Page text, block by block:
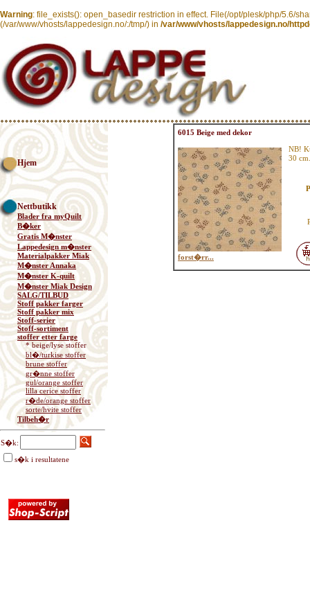
Warning: file_exists(): open_basedir restriction in effect. File(/opt/plesk/php/5.6/
(/var/www/vhosts/lappedesign.no/:/tmp/) in /var/www/vhosts/lappedesign.no/
Hjem
Nettbutikk
Blader fra myQuilt
B�ker
Gratis M�nster
Lappedesign m�nster
Materialpakker Miak
M�nster Annaka
M�nster K-quilt
M�nster Miak Design
SALG/TILBUD
Stoff pakker farger
Stoff pakker mix
Stoff-serier
Stoff-sortiment
stoffer etter farge
* beige/lyse stoffer
bl�/turkise stoffer
brune stoffer
gr�nne stoffer
gul/orange stoffer
lilla cerice stoffer
r�de/orange stoffer
sorte/hvite stoffer
Tilbeh�r
S�k:
s�k i resultatene
6015 Beige med dekor
forst�rr...
NB!
30 cm.